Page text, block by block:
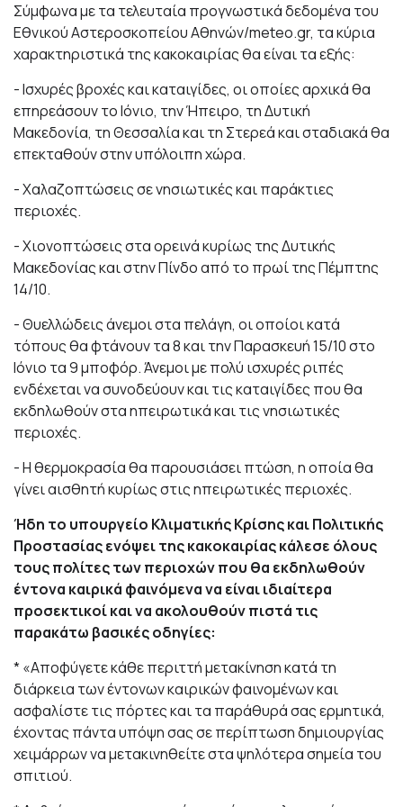
Σύμφωνα με τα τελευταία προγνωστικά δεδομένα του
Εθνικού Αστεροσκοπείου Αθηνών/meteo.gr, τα κύρια
χαρακτηριστικά της κακοκαιρίας θα είναι τα εξής:
- Ισχυρές βροχές και καταιγίδες, οι οποίες αρχικά θα
επηρεάσουν το Ιόνιο, την Ήπειρο, τη Δυτική
Μακεδονία, τη Θεσσαλία και τη Στερεά και σταδιακά θα
επεκταθούν στην υπόλοιπη χώρα.
- Χαλαζοπτώσεις σε νησιωτικές και παράκτιες
περιοχές.
- Χιονοπτώσεις στα ορεινά κυρίως της Δυτικής
Μακεδονίας και στην Πίνδο από το πρωί της Πέμπτης
14/10.
- Θυελλώδεις άνεμοι στα πελάγη, οι οποίοι κατά
τόπους θα φτάνουν τα 8 και την Παρασκευή 15/10 στο
Ιόνιο τα 9 μποφόρ. Άνεμοι με πολύ ισχυρές ριπές
ενδέχεται να συνοδεύουν και τις καταιγίδες που θα
εκδηλωθούν στα ηπειρωτικά και τις νησιωτικές
περιοχές.
- Η θερμοκρασία θα παρουσιάσει πτώση, η οποία θα
γίνει αισθητή κυρίως στις ηπειρωτικές περιοχές.
Ήδη το υπουργείο Κλιματικής Κρίσης και Πολιτικής
Προστασίας ενόψει της κακοκαιρίας κάλεσε όλους
τους πολίτες των περιοχών που θα εκδηλωθούν
έντονα καιρικά φαινόμενα να είναι ιδιαίτερα
προσεκτικοί και να ακολουθούν πιστά τις
παρακάτω βασικές οδηγίες:
* «Αποφύγετε κάθε περιττή μετακίνηση κατά τη
διάρκεια των έντονων καιρικών φαινομένων και
ασφαλίστε τις πόρτες και τα παράθυρά σας ερμητικά,
έχοντας πάντα υπόψη σας σε περίπτωση δημιουργίας
χειμάρρων να μετακινηθείτε στα ψηλότερα σημεία του
σπιτιού.